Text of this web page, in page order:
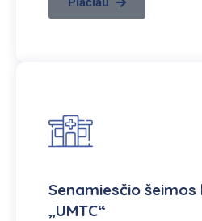
Senamiesčio šeimos
„UMTC“